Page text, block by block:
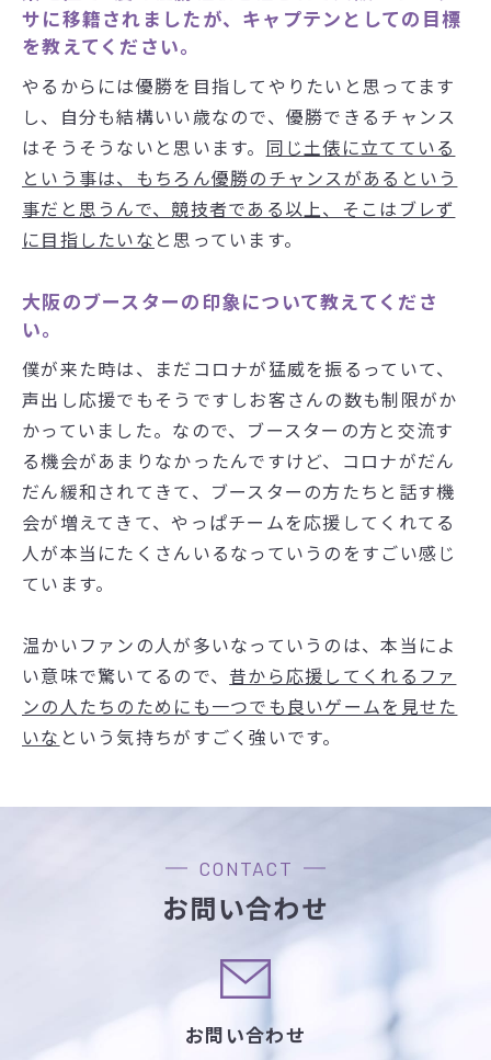
サに移籍されましたが、キャプテンとしての目標
を教えてください。
やるからには優勝を目指してやりたいと思ってます
し、自分も結構いい歳なので、優勝できるチャンス
はそうそうないと思います。 同じ土俵に立てている
という事は、もちろん優勝のチャンスがあるという
事だと思うんで、競技者である以上、そこはブレず
に目指したいな と思っています。
大阪のブースターの印象について教えてくださ
い。
僕が来た時は、まだコロナが猛威を振るっていて、
声出し応援でもそうですしお客さんの数も制限がか
かっていました。なので、ブースターの方と交流す
る機会があまりなかったんですけど、コロナがだん
だん緩和されてきて、ブースターの方たちと話す機
会が増えてきて、やっぱチームを応援してくれてる
人が本当にたくさんいるなっていうのをすごい感じ
ています。
温かいファンの人が多いなっていうのは、本当によ
い意味で驚いてるので、 昔から応援してくれるファ
ンの人たちのためにも一つでも良いゲームを見せた
いな という気持ちがすごく強いです。
CONTACT
お問い合わせ
お問い合わせ